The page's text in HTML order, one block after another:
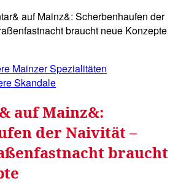
auf Mainz&: Scherbenhaufen der
braucht neue Konzepte
Mainzer Spezialitäten
Skandale
auf Mainz&:
der Naivität –
braucht